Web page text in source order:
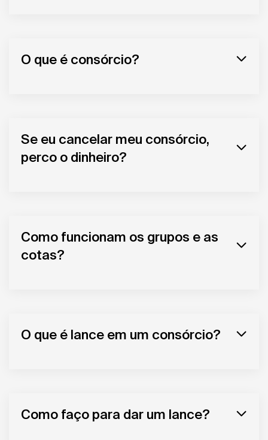
O que é consórcio?
Se eu cancelar meu consórcio,
perco o dinheiro?
Como funcionam os grupos e as
cotas?
O que é lance em um consórcio?
Como faço para dar um lance?